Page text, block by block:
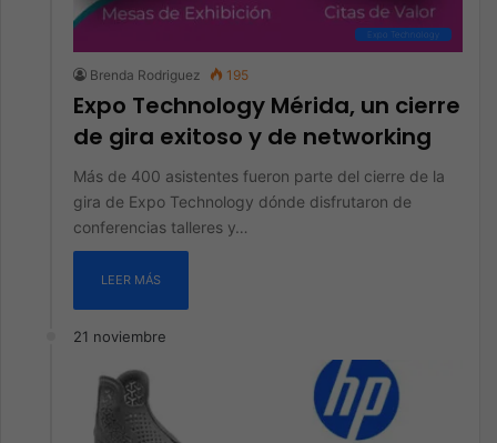
Expo Technology
Brenda Rodriguez 195
Expo Technology Mérida, un cierre
de gira exitoso y de networking
Más de 400 asistentes fueron parte del cierre de la
gira de Expo Technology dónde disfrutaron de
conferencias talleres y…
LEER MÁS
21 noviembre